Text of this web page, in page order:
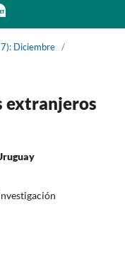
Diciembre /
extranjeros